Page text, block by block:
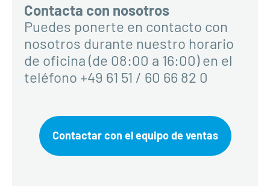
Contacta con nosotros
Puedes ponerte en contacto con
nosotros durante nuestro horario
de oficina (de 08:00 a 16:00) en el
teléfono +49 61 51 / 60 66 82 0
Contactar con el equipo de ventas